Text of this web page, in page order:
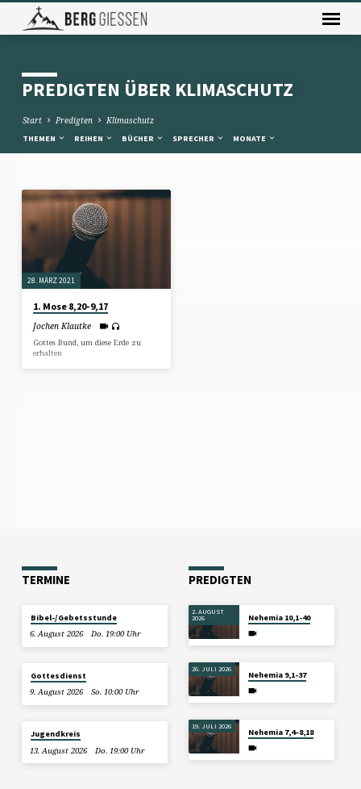
PREDIGTEN ÜBER KLIMASCHUTZ
Start Predigten Klimaschutz
THEMEN REIHEN BÜCHER SPRECHER MONATE
PREDIGTEN
ÜBER
KLIMASCHUTZ
28. MÄRZ 2021
1. Mose 8,20-9,17
Jochen Klautke
Gottes Bund, um diese Erde zu
erhalten
TERMINE
Bibel-/Gebetsstunde
6. August 2026
Do. 19:00 Uhr
Gottesdienst
9. August 2026
So. 10:00 Uhr
Jugendkreis
13. August 2026
Do. 19:00 Uhr
PREDIGTEN
2. AUGUST
2026 Nehemia 10,1-40
26. JULI 2026
Nehemia 9,1-37
19. JULI 2026
Nehemia 7,4–8,18